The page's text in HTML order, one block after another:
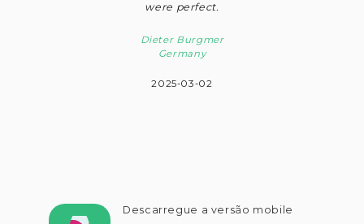
were perfect.
Dieter Burgmer
Germany
2025-03-02
Descarregue a versão mobile